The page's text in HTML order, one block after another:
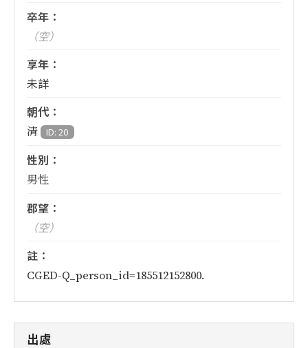
卒年：
（空）
享年：
未詳
朝代：
清 ID: 20
性別：
男性
郡望：
（空）
註：
CGED-Q_person_id=185512152800.
出處